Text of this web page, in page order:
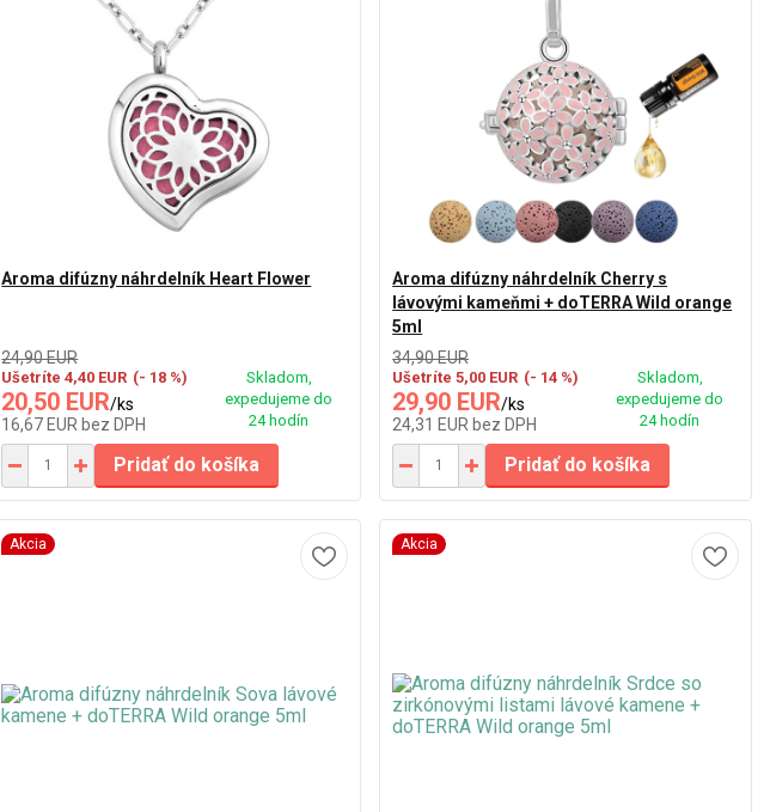
Aroma difúzny náhrdelník Heart Flower
24,90 EUR
Ušetríte 4,40 EUR (- 18 %)
20,50 EUR/ks
16,67 EURbez DPH
Skladom,
expedujeme do
24 hodín
Pridať do košíka
Aroma difúzny náhrdelník Cherry s
lávovými kameňmi + doTERRA Wild orange
5ml
34,90 EUR
Ušetríte 5,00 EUR (- 14 %)
29,90 EUR/ks
24,31 EURbez DPH
Skladom,
expedujeme do
24 hodín
Pridať do košíka
Akcia Akcia